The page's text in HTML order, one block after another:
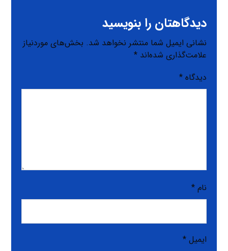
دیدگاهتان را بنویسید
نشانی ایمیل شما منتشر نخواهد شد. بخش‌های موردنیاز
علامت‌گذاری شده‌اند*
دیدگاه*
نام*
ایمیل*